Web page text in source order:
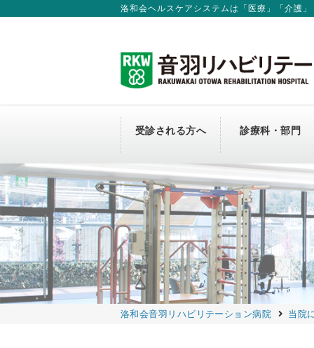
洛和会ヘルスケアシステムは「医療」「介護
受診される方へ
外来のご案内
Changing Medical Fee for Non-
Resident
セカンドオピニオンについて
診療科・部門
診療科
医師から探す
入院のご案内
面会のご案内
会長からのごあいさつ
病院概要
当院で実施中の臨床研究の情報
当院のリハビリテーション
テラス棟
紹介外来の予約について
転院・入院のお申し込み
神経難病相談窓口のご紹介
病院見学
新卒採用
洛和会音羽リハビリテーション病院 当院